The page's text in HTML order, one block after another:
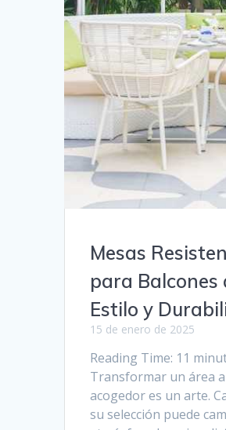
Mesas
para Balcones
Estilo y
15 de enero de 2025
Reading Time: 11
Transformar un área
acogedor es un arte.
su selección puede